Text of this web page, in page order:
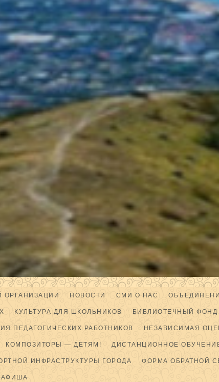
ОРГАНИЗАЦИИ НОВОСТИ СМИ О НАС
КУЛЬТУРА ДЛЯ ШКОЛЬНИКОВ БИБЛИОТЕЧНЫЙ ФОНД
ПЕДАГОГИЧЕСКИХ РАБОТНИКОВ НЕЗАВИСИМАЯ
КОМПОЗИТОРЫ — ДЕТЯМ! ДИСТАНЦИОННОЕ
ИНФРАСТРУКТУРЫ ГОРОДА ФОРМА ОБРАТНОЙ
АФИША